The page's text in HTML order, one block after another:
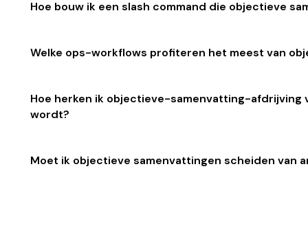
Hoe bouw ik een slash command die objectieve
Welke ops-workflows profiteren het meest van
Hoe herken ik objectieve-samenvatting-
wordt?
Moet ik objectieve samenvattingen scheiden van